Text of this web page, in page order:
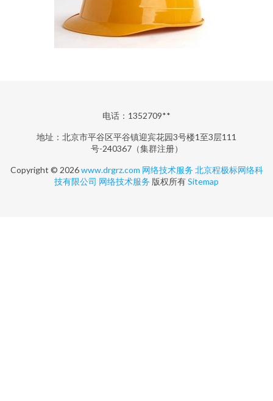
电话：1352709**
地址：北京市平谷区平谷镇迎宾花园3号楼1至3层111
号-240367（集群注册）
Copyright © 2026www.drgrz.com 网络技术服务 北京程极标网络科
技有限公司 网络技术服务 版权所有Sitemap